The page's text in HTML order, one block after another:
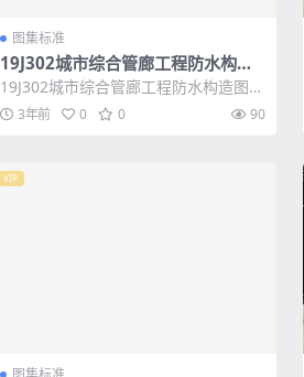
图集标准
19J302城市综合管廊工程防水构造
图集
19J302城市综合管廊工程防水构造图集
图集名称：19J302城市综合管廊工程...
3年前 0 0 90
VIP